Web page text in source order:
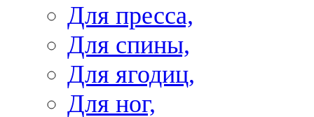
Для пресса,
Для спины,
Для ягодиц,
Для ног,